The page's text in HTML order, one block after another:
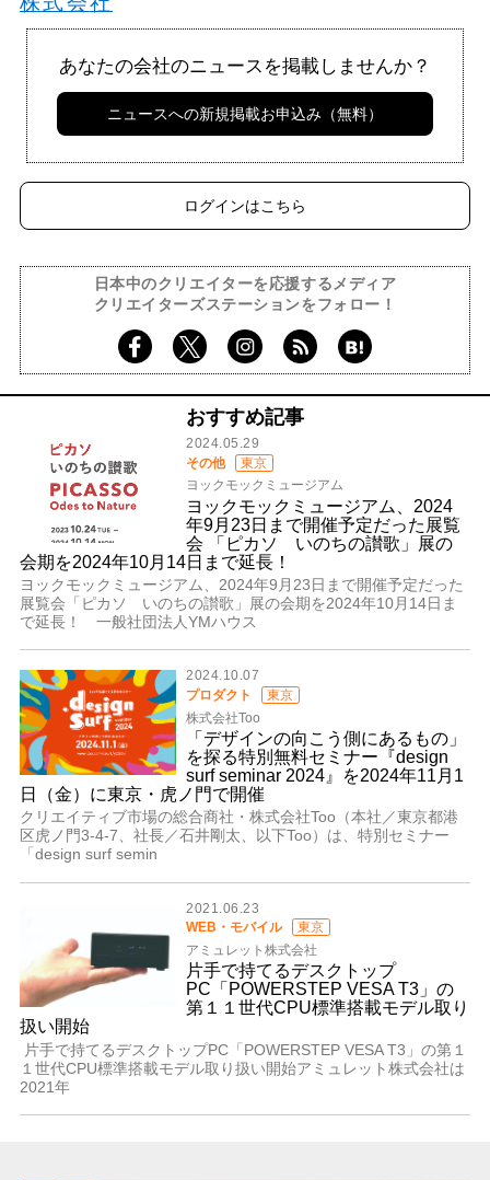
あなたの会社のニュースを掲載しませんか？
ニュースへの新規掲載お申込み（無料）
ログインはこちら
日本中のクリエイターを応援するメディア
クリエイターズステーションをフォロー！
おすすめ記事
2024.05.29
その他
東京
ヨックモックミュージアム
ヨックモックミュージアム、2024
年9月23日まで開催予定だった展覧
会 「ピカソ いのちの讃歌」展の
会期を2024年10月14日まで延長！
ヨックモックミュージアム、2024年9月23日まで開催予定だった
展覧会「ピカソ いのちの讃歌」展の会期を2024年10月14日ま
で延長！ 一般社団法人YMハウス
2024.10.07
プロダクト
東京
株式会社Too
「デザインの向こう側にあるもの」
を探る特別無料セミナー『design
surf seminar 2024』を2024年11月1
日（金）に東京・虎ノ門で開催
クリエイティブ市場の総合商社・株式会社Too（本社／東京都港
区虎ノ門3-4-7、社長／石井剛太、以下Too）は、特別セミナー
「design surf semin
2021.06.23
WEB・モバイル
東京
アミュレット株式会社
​​片手で持てるデスクトップ
PC「POWERSTEP VESA T3」の
第１１世代CPU標準搭載モデル取り
扱い開始
​​​片手で持てるデスクトップPC「POWERSTEP VESA T3」の第１
１世代CPU標準搭載モデル取り扱い開始アミュレット株式会社は
2021年